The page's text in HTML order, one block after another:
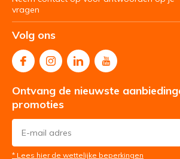
vragen
Volg ons
Ontvang de nieuwste
promoties
* Lees hier de wettelijke beperkingen